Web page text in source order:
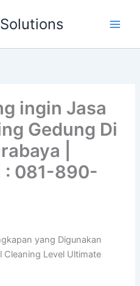
ingin Jasa
Gedung Di
|
: 081-890-
yang Digunakan
Cleaning Level Ultimate